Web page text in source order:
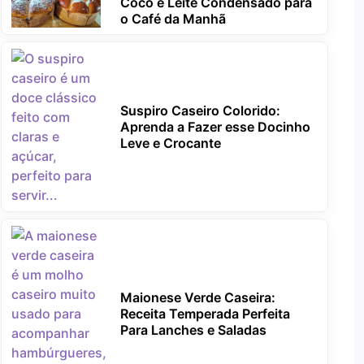
o Café da Manhã
Suspiro Caseiro Colorido:
Aprenda a Fazer esse Docinho
Leve e Crocante
Maionese Verde Caseira:
Receita Temperada Perfeita
Para Lanches e Saladas